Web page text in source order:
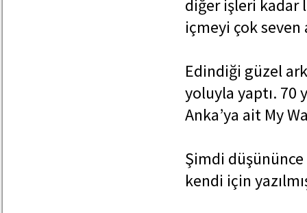
diğer işleri kadar
içmeyi çok
Edindiği güzel
yoluyla yaptı. 70
Anka’ya ait My
Şimdi
kendi için